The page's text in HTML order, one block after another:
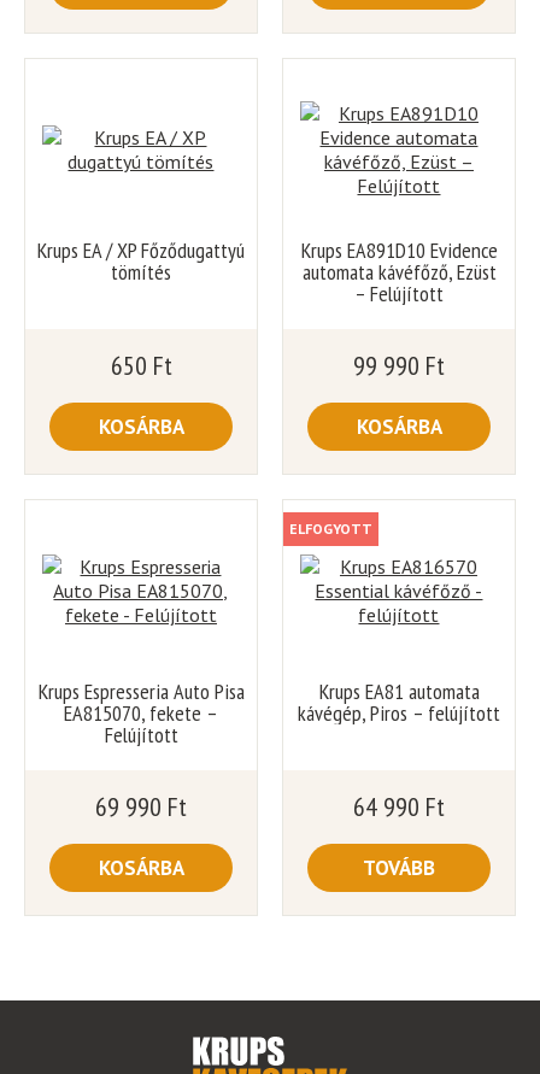
Krups EA / XP Főződugattyú
tömítés
650 Ft
KOSÁRBA
Krups EA891D10 Evidence
automata kávéfőző, Ezüst
– Felújított
99 990 Ft
KOSÁRBA
Krups Espresseria Auto Pisa
EA815070, fekete –
Felújított
69 990 Ft
KOSÁRBA
ELFOGYOTT
Krups EA81 automata
kávégép, Piros – felújított
64 990 Ft
TOVÁBB